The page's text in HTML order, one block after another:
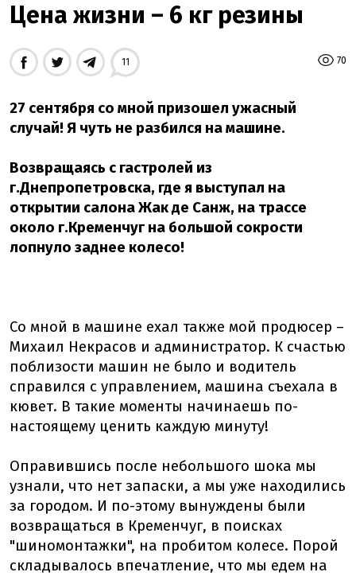
Цена жизни – 6 кг резины
70
11
27 сентября со мной призошел ужасный
случай! Я чуть не разбился на машине.
Возвращаясь с гастролей из
г.Днепропетровска, где я выступал на
открытии салона Жак де Санж, на трассе
около г.Кременчуг на большой сокрости
лопнуло заднее колесо!
Со мной в машине ехал также мой продюсер –
Михаил Некрасов и администратор. К счастью
поблизости машин не было и водитель
справился с управлением, машина съехала в
кювет. В такие моменты начинаешь по-
настоящему ценить каждую минуту!
Оправившись после небольшого шока мы
узнали, что нет запаски, а мы уже находились
за городом. И по-этому вынуждены были
возвращаться в Кременчуг, в поисках
"шиномонтажки", на пробитом колесе. Порой
складывалось впечатление, что мы едем на